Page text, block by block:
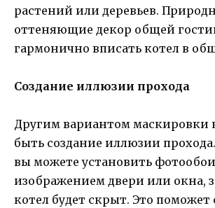
растений или деревьев.
оттеняющие декор общей
гармонично вписать котел в
Создание иллюзии прохода
Другим вариантом маскировки
быть создание иллюзии
вы можете установить
изображением двери или окна,
котел будет скрыт. Это поможет